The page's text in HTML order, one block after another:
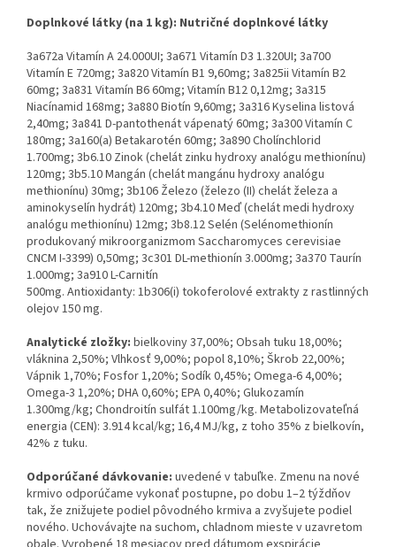
Doplnkové látky (na 1 kg): Nutričné doplnkové látky
3a672a Vitamín A 24.000UI; 3a671 Vitamín D3 1.320UI; 3a700
Vitamín E 720mg; 3a820 Vitamín B1 9,60mg; 3a825ii Vitamín B2
60mg; 3a831 Vitamín B6 60mg; Vitamín B12 0,12mg; 3a315
Niacínamid 168mg; 3a880 Biotín 9,60mg; 3a316 Kyselina listová
2,40mg; 3a841 D-pantothenát vápenatý 60mg; 3a300 Vitamín C
180mg; 3a160(a) Betakarotén 60mg; 3a890 Cholínchlorid
1.700mg; 3b6.10 Zinok (chelát zinku hydroxy analógu methionínu)
120mg; 3b5.10 Mangán (chelát mangánu hydroxy analógu
methionínu) 30mg; 3b106 Železo (železo (II) chelát železa a
aminokyselín hydrát) 120mg; 3b4.10 Meď (chelát medi hydroxy
analógu methionínu) 12mg; 3b8.12 Selén (Selénomethionín
produkovaný mikroorganizmom Saccharomyces cerevisiae
CNCM I-3399) 0,50mg; 3c301 DL-methionín 3.000mg; 3a370 Taurín
1.000mg; 3a910 L-Carnitín
500mg. Antioxidanty: 1b306(i) tokoferolové extrakty z rastlinných
olejov 150 mg.
Analytické zložky: bielkoviny 37,00%; Obsah tuku 18,00%;
vláknina 2,50%; Vlhkosť 9,00%; popol 8,10%; Škrob 22,00%;
Vápnik 1,70%; Fosfor 1,20%; Sodík 0,45%; Omega-6 4,00%;
Omega-3 1,20%; DHA 0,60%; EPA 0,40%; Glukozamín
1.300mg/kg; Chondroitín sulfát 1.100mg/kg. Metabolizovateľná
energia (CEN): 3.914 kcal/kg; 16,4 MJ/kg, z toho 35% z bielkovín,
42% z tuku.
Odporúčané dávkovanie: uvedené v tabuľke. Zmenu na nové
krmivo odporúčame vykonať postupne, po dobu 1–2 týždňov
tak, že znižujete podiel pôvodného krmiva a zvyšujete podiel
nového. Uchovávajte na suchom, chladnom mieste v uzavretom